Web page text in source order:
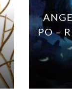
PO –